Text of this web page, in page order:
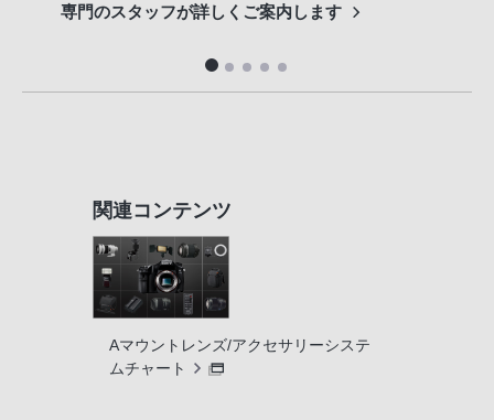
専門のスタッフが詳しくご案内します
関連コンテンツ
Aマウントレンズ/アクセサリーシステ
ムチャート